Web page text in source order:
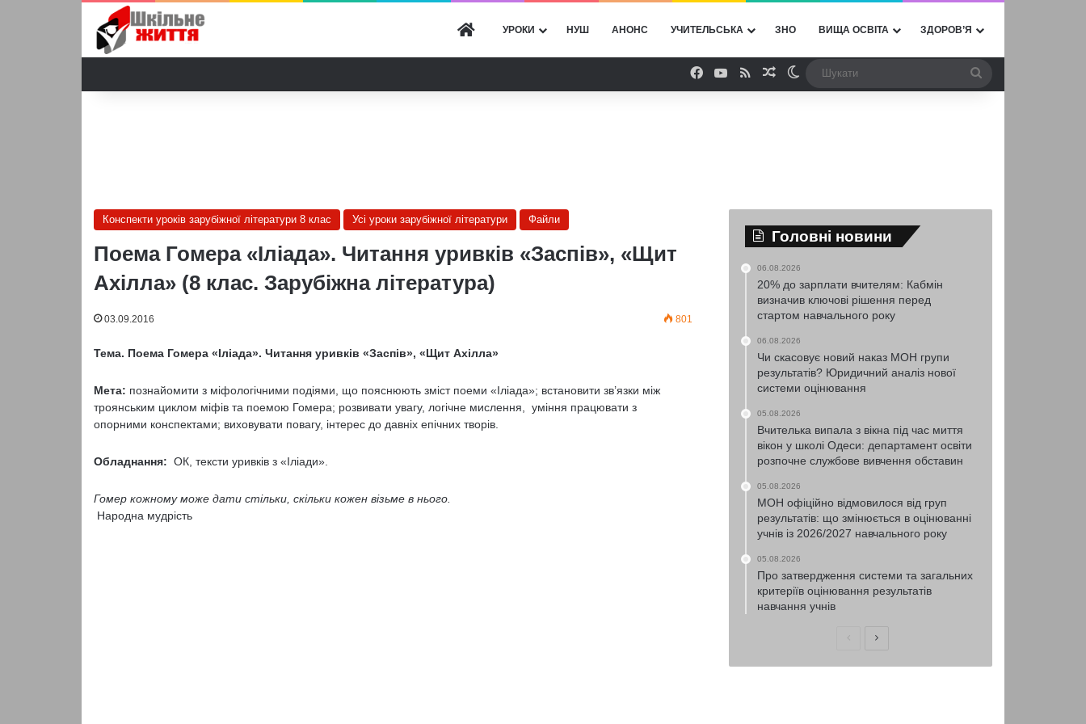
ГОЛОВНА
УРОКИ НУШ АНОНС УЧИТЕЛЬСЬКА ЗНО ВИЩА ОСВІТА ЗДОРОВ’Я
Facebook
YouTube
RSSВипадкова стаття
Switch skin
Конспекти уроків зарубіжної літератури 8 клас Усі уроки зарубіжної літератури Файли
Поема Гомера «Іліада». Читання уривків «Заспів», «Щит
Ахілла» (8 клас. Зарубіжна література)
03.09.2016 801
Тема. Поема Гомера «Іліада». Читання уривків «Заспів», «Щит Ахілла»
Мета: познайомити з міфологічними подіями, що пояснюють зміст поеми «Іліада»; встановити зв’язки між
троянським циклом міфів та поемою Гомера; розвивати увагу, логічне мислення, уміння працювати з
опорними конспектами; виховувати повагу, інтерес до давніх епічних творів.
Обладнання: ОК, тексти уривків з «Іліади».
Гомер кожному може дати стільки, скільки кожен візьме в нього.
Народна мудрість
Головні новини
06.08.2026
20% до зарплати вчителям: Кабмін
визначив ключові рішення перед
стартом навчального року
06.08.2026
Чи скасовує новий наказ МОН групи
результатів? Юридичний аналіз нової
системи оцінювання
05.08.2026
Вчителька випала з вікна під час миття
вікон у школі Одеси: департамент освіти
розпочне службове вивчення обставин
05.08.2026
МОН офіційно відмовилося від груп
результатів: що змінюється в оцінюванні
учнів із 2026/2027 навчального року
05.08.2026
Про затвердження системи та загальних
критеріїв оцінювання результатів
навчання учнів
ПопередняНаступна